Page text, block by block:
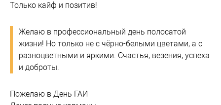
Только кайф и позитив!
Желаю в профессиональный день полосатой
жизни! Но только не с чёрно-белыми цветами, а с
разноцветными и яркими. Счастья, везения, успеха
и доброты.
Пожелаю в День ГАИ